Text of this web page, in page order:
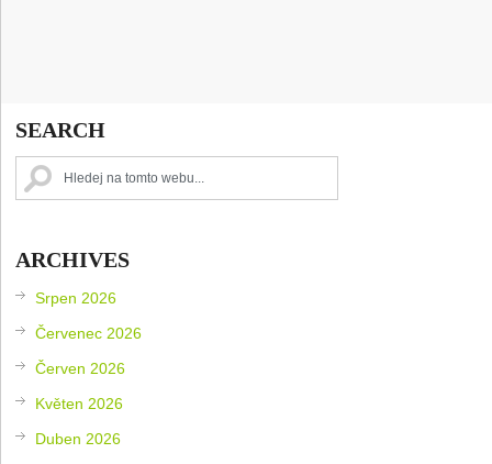
SEARCH
ARCHIVES
Srpen 2026
Červenec 2026
Červen 2026
Květen 2026
Duben 2026